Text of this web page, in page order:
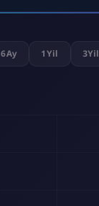
6Ay 1Yil 3Yil